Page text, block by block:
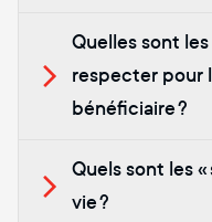
Quelles sont
respecter pour
bénéficiaire ?
Quels sont les
vie ?